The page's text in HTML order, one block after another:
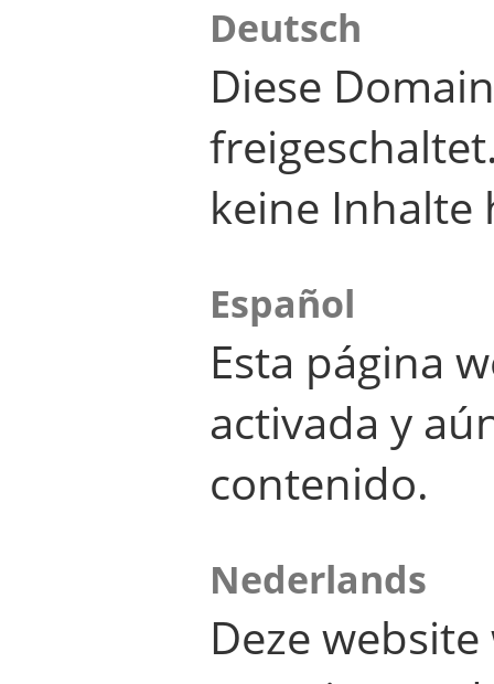
Deutsch
Diese
keine Inhalte
Español
Esta página
activada y
contenido.
Nederlands
Deze